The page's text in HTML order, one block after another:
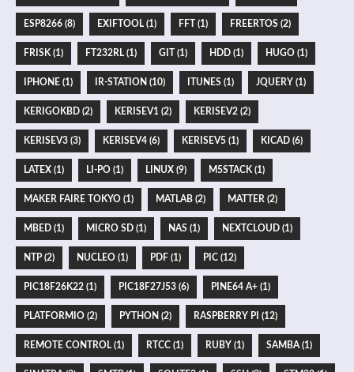
ESP8266 (8) EXIFTOOL (1) FFT (1) FREERTOS (2)
FRISK (1) FT232RL (1) GIT (1) HDD (1) HUGO (1)
IPHONE (1) IR-STATION (10) ITUNES (1) JQUERY (1)
KERIGOKBD (2) KERISEV1 (2) KERISEV2 (2)
KERISEV3 (3) KERISEV4 (6) KERISEV5 (1) KICAD (6)
LATEX (1) LI-PO (1) LINUX (9) M5STACK (1)
MAKER FAIRE TOKYO (1) MATLAB (2) MATTER (2)
MBED (1) MICRO SD (1) NAS (1) NEXTCLOUD (1)
NTP (2) NUCLEO (1) PDF (1) PIC (12)
PIC18F26K22 (1) PIC18F27J53 (6) PINE64 A+ (1)
PLATFORMIO (2) PYTHON (2) RASPBERRY PI (12)
REMOTE CONTROL (1) RTCC (1) RUBY (1) SAMBA (1)